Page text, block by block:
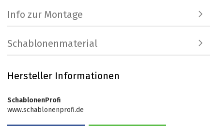
Info zur Montage
Schablonenmaterial
Hersteller Informationen
SchablonenProfi
www.schablonenprofi.de